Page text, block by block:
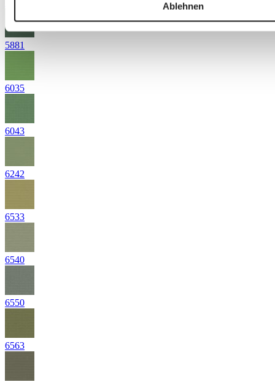
Ablehnen
5881
6035
6043
6242
6533
6540
6550
6563